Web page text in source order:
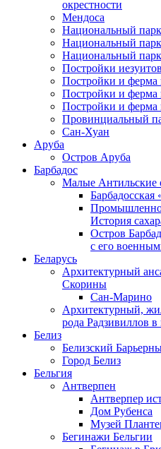
окрестности
Мендоса
Национальный
Национальный
Национальный
Постройки
Постройки и ферма
Постройки и ферма
Постройки и ферма
Провинциальный
Сан-Хуан
Аруба
Остров Аруба
Барбадос
Малые Антильские
История
Остров
с его
Беларусь
Архитектурный
Скорины
Сан-Марино
Архитектурный,
рода Радзивиллов
Белиз
Белизский
Город Белиз
Бельгия
Антверпен
Антверпер
Дом Рубенса
Музей
Бегинажи Бельгии